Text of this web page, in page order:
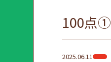
100点①
2025.06.11